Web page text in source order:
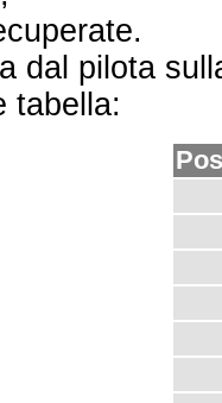
dal pilota
tabella: